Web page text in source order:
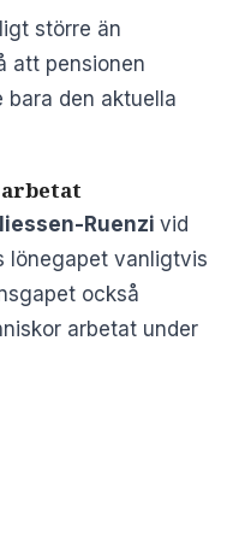
större än
att pensionen
den aktuella
arbetat
Ruenzi vid
lönegapet vanligtvis
också
arbetat under